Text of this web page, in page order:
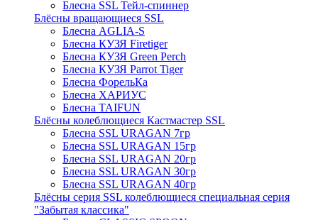
Блесна SSL Тейл-спиннер
Блёсны вращающиеся SSL
Блесна AGLIA-S
Блесна КУЗЯ Firetiger
Блесна КУЗЯ Green Perch
Блесна КУЗЯ Parrot Tiger
Блесна ФорельКа
Блесна ХАРИУС
Блесна TAIFUN
Блёсны колеблющиеся Кастмастер SSL
Блесна SSL URAGAN 7гр
Блесна SSL URAGAN 15гр
Блесна SSL URAGAN 20гр
Блесна SSL URAGAN 30гр
Блесна SSL URAGAN 40гр
Блёсны серия SSL колеблющиеся специальная серия
"Забытая классика"